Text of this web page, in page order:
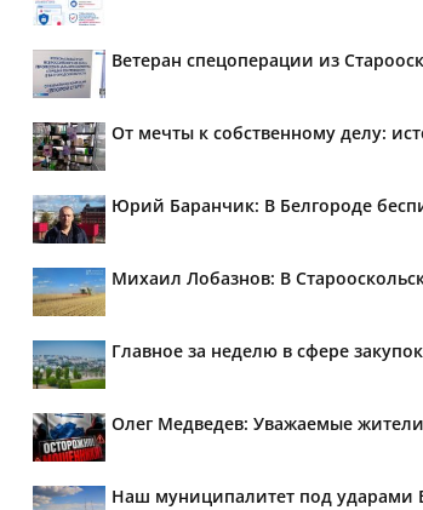
Ветеран спецоперации из
От мечты к собственному делу:
Юрий Баранчик: В Белгороде
Михаил Лобазнов: В
Главное за неделю в сфере закупок
Олег Медведев: Уважаемые
Наш муниципалитет под ударами